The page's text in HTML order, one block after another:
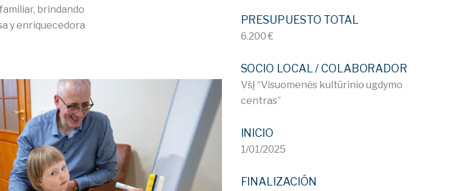
brindando
y enriquecedora
PRESUPUESTO TOTAL
6.200 €
SOCIO LOCAL / COLABORADOR
VšĮ “Visuomenės kultūrinio ugdymo
centras”
INICIO
1/01/2025
FINALIZACIÓN